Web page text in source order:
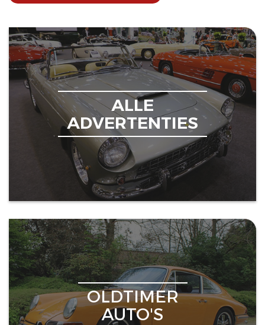
ALLE
ADVERTENTIES
OLDTIMER
AUTO'S